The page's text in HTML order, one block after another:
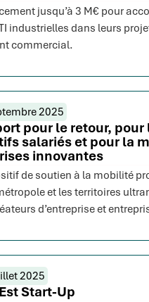
jusqu’à 3 M€ pour
industrielles dans leurs
commercial.
2025
pour le retour,
salariés et pour la
innovantes
de soutien à la mobilité
et les territoires
d’entreprise et
2025
Start-Up